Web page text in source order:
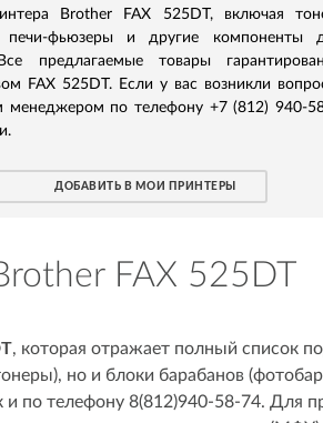
Brother FAX 525DT, включая
печи-фьюзеры и другие компоненты
предлагаемые товары
FAX 525DT. Если у вас возникли
менеджером по телефону +7 (812) 940-
ДОБАВИТЬ В МОИ ПРИНТЕРЫ
FAX 525DT
, которая отражает полный список
но и блоки барабанов
и по телефону 8(812)940-58-74. Для